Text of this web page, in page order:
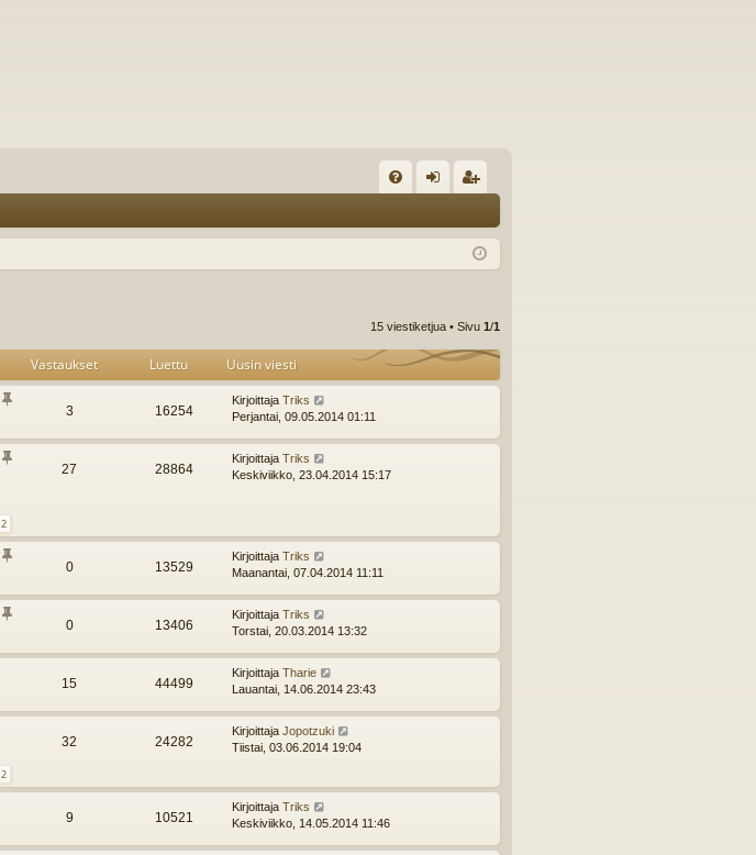
K au ist
15 viestiketjua • Sivu 1/1
Vastaukset Luettu Uusin viesti
3 16254
Kirjoittaja Triks
Perjantai, 09.05.2014 01:11
2
27 28864
Kirjoittaja Triks
Keskiviikko, 23.04.2014 15:17
0 13529
Kirjoittaja Triks
Maanantai, 07.04.2014 11:11
0 13406
Kirjoittaja Triks
Torstai, 20.03.2014 13:32
15 44499
Kirjoittaja Tharie
Lauantai, 14.06.2014 23:43
2
32 24282
Kirjoittaja Jopotzuki
Tiistai, 03.06.2014 19:04
9 10521
Kirjoittaja Triks
Keskiviikko, 14.05.2014 11:46